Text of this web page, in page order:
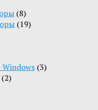
(8)
(19)
(3)
(2)